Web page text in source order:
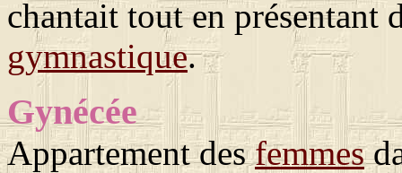
chantait tout en présentant
gymnastique.
Gynécée
Appartement desfemmes